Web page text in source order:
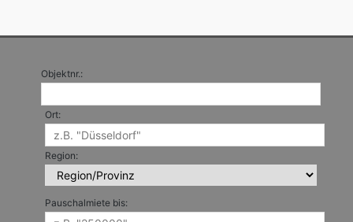
Objektnr.:
Ort:
Region:
Pauschalmiete bis: